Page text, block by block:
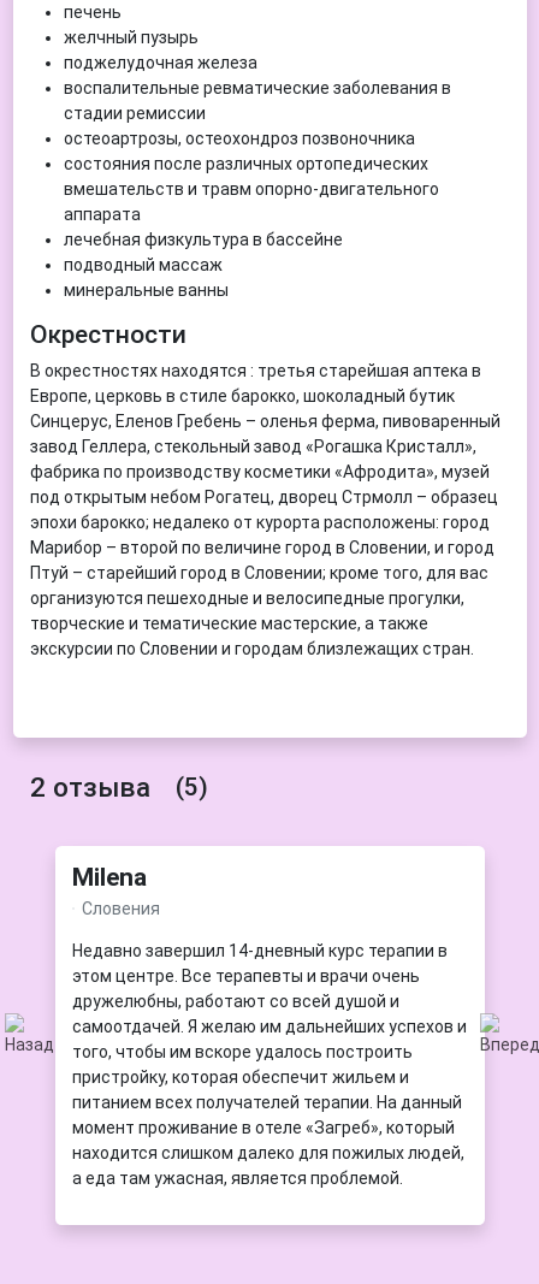
печень
желчный пузырь
поджелудочная железа
воспалительные ревматические заболевания в
стадии ремиссии
остеоартрозы, остеохондроз позвоночника
состояния после различных ортопедических
вмешательств и травм опорно-двигательного
аппарата
лечебная физкультура в бассейне
подводный массаж
минеральные ванны
Окрестности
В окрестностях находятся : третья старейшая аптека в
Европе, церковь в стиле барокко, шоколадный бутик
Синцерус, Еленов Гребень – оленья ферма, пивоваренный
завод Геллера, стекольный завод «Рогашка Кристалл»,
фабрика по производству косметики «Афродита», музей
под открытым небом Рогатец, дворец Стрмолл – образец
эпохи барокко; недалеко от курорта расположены: город
Марибор – второй по величине город в Словении, и город
Птуй – старейший город в Словении; кроме того, для вас
организуются пешеходные и велосипедные прогулки,
творческие и тематические мастерские, а также
экскурсии по Словении и городам близлежащих стран.
2 отзыва (5)
Milena
Словения
Недавно завершил 14-дневный курс терапии в
этом центре. Все терапевты и врачи очень
дружелюбны, работают со всей душой и
самоотдачей. Я желаю им дальнейших успехов и
того, чтобы им вскоре удалось построить
пристройку, которая обеспечит жильем и
питанием всех получателей терапии. На данный
момент проживание в отеле «Загреб», который
находится слишком далеко для пожилых людей,
а еда там ужасная, является проблемой.